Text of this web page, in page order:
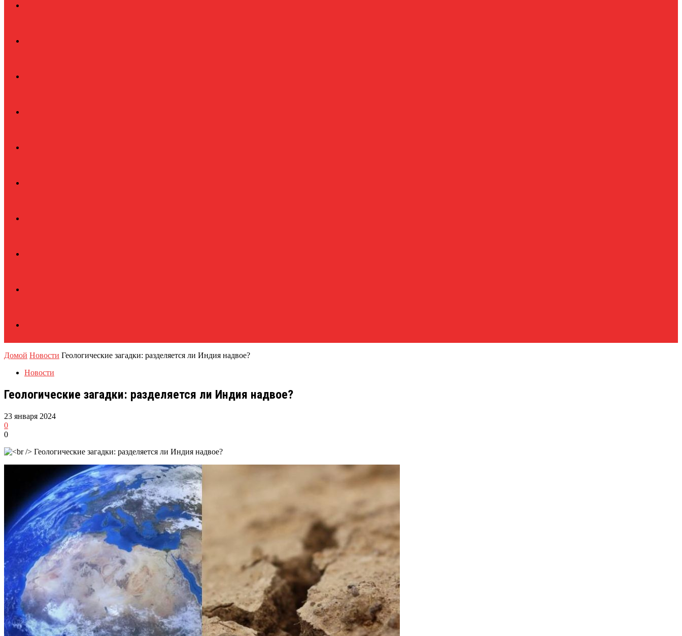
Домой Новости Геологические загадки: разделяется ли Индия надвое?
Новости
Геологические загадки: разделяется ли Индия надвое?
23 января 2024
0
0